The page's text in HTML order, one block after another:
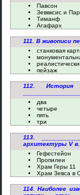
Павсон
Зеввксис и
Тиманф
Агафарх
111. В живописи
станковая
пейзаж
112. История
два
четыре
пять
три
113.
архитектуры V в.
Гефестейон
Пропилеи
Храм Геры 11
Храм Зевса в
114. Наиболее